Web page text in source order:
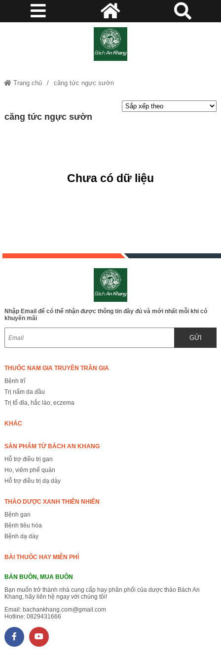
Trang chủ căng tức ngực sườn
căng tức ngực sườn
Chưa có dữ liệu
Nhập Email để có thể nhận được thông tin đầy đủ và mới nhất mỗi khi có
khuyến mãi
GỬI
THUỐC NAM GIA TRUYỀN TRẦN GIA
Bệnh trĩ
Trị nấm da đầu
Trị tổ đỉa, hắc lào, eczema
KHÁC
SẢN PHẨM TỪ BÁCH AN KHANG
Hỗ trợ điều trị gan
Ho, viêm phế quản
Hỗ trợ điều trị dạ dày
THẢO DƯỢC XANH THIÊN NHIÊN
Bệnh gan
Bệnh tiêu hóa
Bệnh dạ dày
BÀI THUỐC HAY MIỄN PHÍ
BÁN BUÔN, MUA BUÔN
Bạn muốn trở thành nhà cung cấp hay phân phối của dược thảo Bách An
Khang, hãy liên hệ ngay với chúng tôi!
Email: bachankhang.com@gmail.com
Hotline: 0829431666